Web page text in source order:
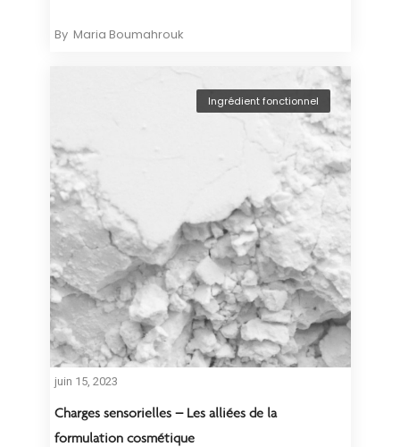
By Maria Boumahrouk
Ingrédient fonctionnel
juin 15, 2023
Charges sensorielles – Les alliées de la
formulation cosmétique